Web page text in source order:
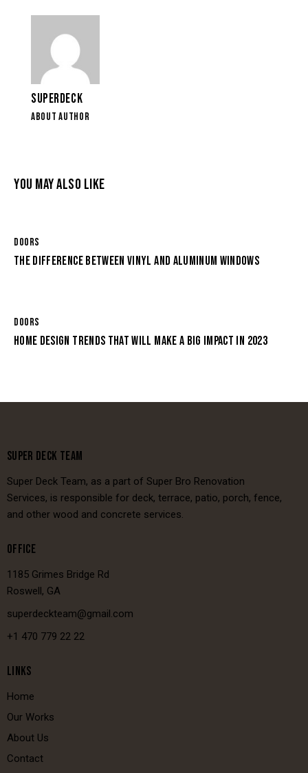
SUPERDECK
ABOUT AUTHOR
YOU MAY ALSO LIKE
DOORS
THE DIFFERENCE BETWEEN VINYL AND ALUMINUM WINDOWS
DOORS
HOME DESIGN TRENDS THAT WILL MAKE A BIG IMPACT IN 2023
SUPER DECK TEAM
Super Deck Team, as a part of Super Bro Renovation
Services, is responsible for deck, terrace, patio, porch, fence,
and other wood and concrete services.
OFFICE
1185 Grimes Bridge Rd
Roswell, GA
superdeckteam@gmail.com
+1 470 779 22 22
LINKS
Home
Our Works
About Us
Contact